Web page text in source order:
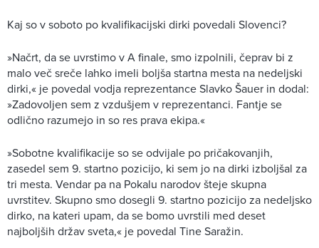
Kaj so v soboto po kvalifikacijski dirki povedali Slovenci?
»Načrt, da se uvrstimo v A finale, smo izpolnili, čeprav bi z
malo več sreče lahko imeli boljša startna mesta na nedeljski
dirki,« je povedal vodja reprezentance Slavko Šauer in dodal:
»Zadovoljen sem z vzdušjem v reprezentanci. Fantje se
odlično razumejo in so res prava ekipa.«
»Sobotne kvalifikacije so se odvijale po pričakovanjih,
zasedel sem 9. startno pozicijo, ki sem jo na dirki izboljšal za
tri mesta. Vendar pa na Pokalu narodov šteje skupna
uvrstitev. Skupno smo dosegli 9. startno pozicijo za nedeljsko
dirko, na kateri upam, da se bomo uvrstili med deset
najboljših držav sveta,« je povedal Tine Saražin.